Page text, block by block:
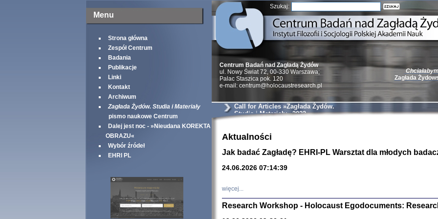
Menu
Strona główna
Zespół Centrum
Badania
Publikacje
Linki
Kontakt
Archiwum
Zagłada Żydów. Studia i Materiały
pismo naukowe Centrum
Dalej jest noc - »Nieudana KOREKTA
OBRAZU«
Wybór źródeł
EHRI PL
Szukaj:
Zagłada
Natalia Aleksiun,
Deborah Dash
Turski, Laurence
Centrum Badań nad Zagładą Żydów
ul. Nowy Świat 72, 00-330 Warszawa;
Palac Staszica pok. 120
e-mail: centrum@holocaustresearch.pl
Call for Articles »Zagłada Żydów.
Studia i Materiały« 2022
Aktualności
Jak badać Zagładę? EHRI-PL Warsztat dla młodych
24.06.2026 07:14:39
więcej...
Research Workshop - Holocaust Egodocuments: